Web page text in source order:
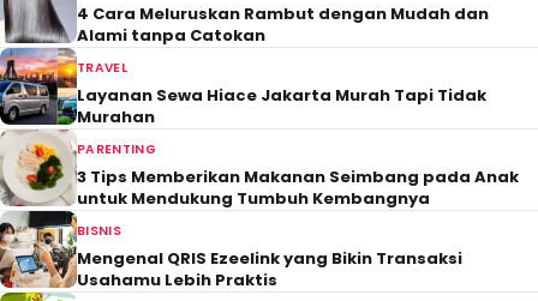
4 Cara Meluruskan Rambut dengan Mudah dan
Alami tanpa Catokan
TRAVEL
Layanan Sewa Hiace Jakarta Murah Tapi Tidak
Murahan
PARENTING
3 Tips Memberikan Makanan Seimbang pada Anak
untuk Mendukung Tumbuh Kembangnya
BISNIS
Mengenal QRIS Ezeelink yang Bikin Transaksi
Usahamu Lebih Praktis